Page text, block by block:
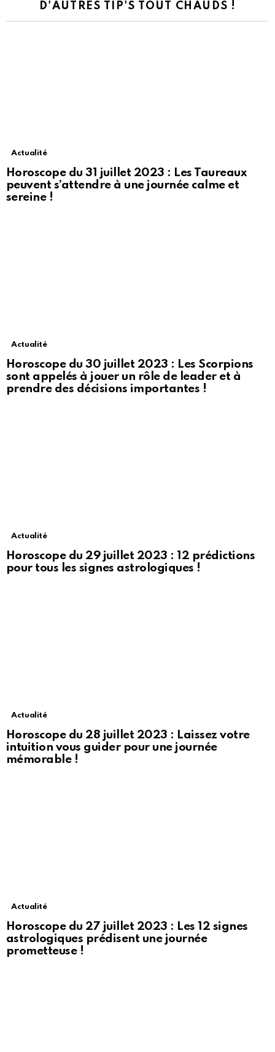
D'AUTRES TIP'S TOUT CHAUDS !
Actualité
Horoscope du 31 juillet 2023 : Les Taureaux
peuvent s’attendre à une journée calme et
sereine !
Actualité
Horoscope du 30 juillet 2023 : Les Scorpions
sont appelés à jouer un rôle de leader et à
prendre des décisions importantes !
Actualité
Horoscope du 29 juillet 2023 : 12 prédictions
pour tous les signes astrologiques !
Actualité
Horoscope du 28 juillet 2023 : Laissez votre
intuition vous guider pour une journée
mémorable !
Actualité
Horoscope du 27 juillet 2023 : Les 12 signes
astrologiques prédisent une journée
prometteuse !